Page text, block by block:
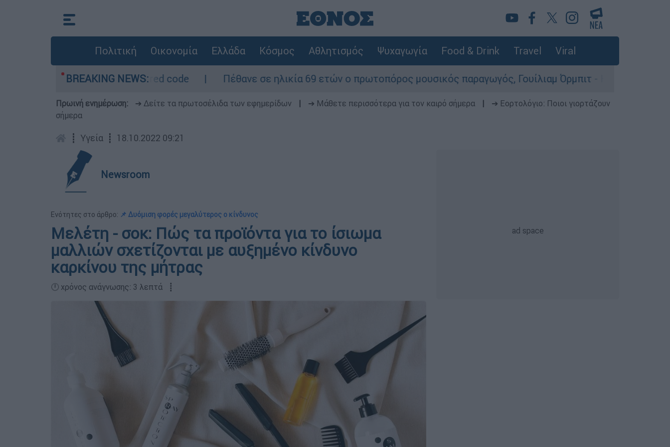
Πολιτική Οικονομία Ελλάδα Κόσμος Αθλητισμός Ψυχαγωγία Food & Drink Travel Viral
BREAKING NEWS:
- Οι περιοχές σε red code Πέθανε σε ηλικία 69 ετών ο πρωτοπόρος μουσικός παραγωγός, Γουίλιαμ Όρμπιτ - Η καθοριστική συμβολή
Πρωινή ενημέρωση: ➔ Δείτε τα πρωτοσέλιδα των εφημερίδων ➔ Μάθετε περισσότερα για τον καιρό σήμερα
➔ Εορτολόγιο: Ποιοι γιορτάζουν
σήμερα
┋ Υγεία ┋ 18.10.2022 09:21
Newsroom
Ενότητες στο άρθρο: 📌 Δυόμιση φορές μεγαλύτερος ο κίνδυνος
Μελέτη - σοκ: Πώς τα προϊόντα για το ίσιωμα
μαλλιών σχετίζονται με αυξημένο κίνδυνο
καρκίνου της μήτρας
🕛 χρόνος ανάγνωσης: 3 λεπτά ┋